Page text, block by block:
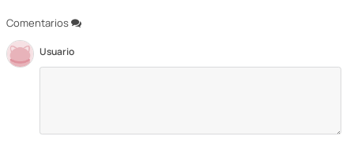
Comentarios
Usuario